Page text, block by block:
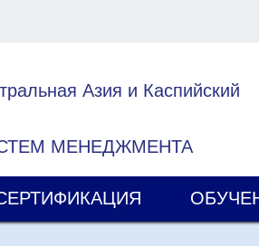
Азия и Каспийский
МЕНЕДЖМЕНТА